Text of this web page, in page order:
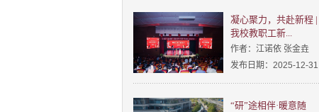
凝心聚力，共赴新程 |
我校教职工新...
作者：江诺依 张金垚
发布日期：2025-12-31
“研”途相伴·暖意随